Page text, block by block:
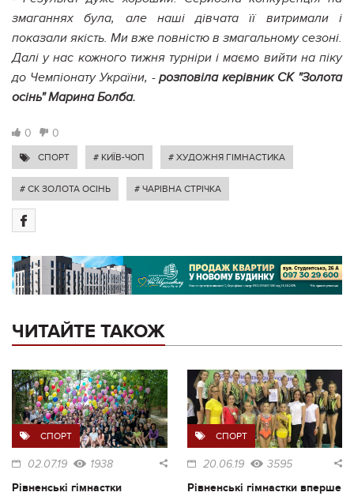
змаганнях була, але наші дівчата її витримали і
показали якість. Ми вже повністю в змагальному сезоні.
Далі у нас кожного тижня турніри і маємо вийти на піку
до Чемпіонату України, -розповіла керівник СК "Золота
осінь" Марина Болба.
0 0
СПОРТ # КИЇВ-ЧОП # ХУДОЖНЯ ГІМНАСТИКА
# СК ЗОЛОТА ОСІНЬ # ЧАРІВНА СТРІЧКА
ЧИТАЙТЕ ТАКОЖ
СПОРТ
02.07.19 1938
Рівненські гімнастки
СПОРТ
20.06.19 3595
Рівненські гімнастки вперше